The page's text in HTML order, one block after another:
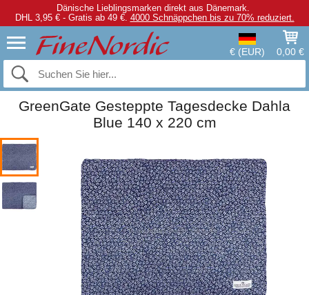
Dänische Lieblingsmarken direkt aus Dänemark.
DHL 3,95 € - Gratis ab 49 €. 4000 Schnäppchen bis zu 70% reduziert.
€ (EUR) 0,00 €
GreenGate Gesteppte Tagesdecke Dahla
Blue 140 x 220 cm